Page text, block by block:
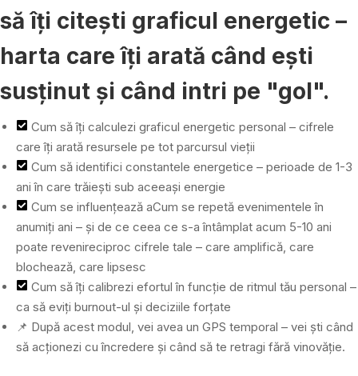
să îți citești graficul energetic –
harta care îți arată când ești
susținut și când intri pe "gol".
Cum să îți calculezi graficul energetic personal – cifrele
care îți arată resursele pe tot parcursul vieții
Cum să identifici constantele energetice – perioade de 1-3
ani în care trăiești sub aceeași energie
Cum se influențează aCum se repetă evenimentele în
anumiți ani – și de ce ceea ce s-a întâmplat acum 5-10 ani
poate revenireciproc cifrele tale – care amplifică, care
blochează, care lipsesc
Cum să îți calibrezi efortul în funcție de ritmul tău personal –
ca să eviți burnout-ul și deciziile forțate
📌 După acest modul, vei avea un GPS temporal – vei ști când
să acționezi cu încredere și când să te retragi fără vinovăție.